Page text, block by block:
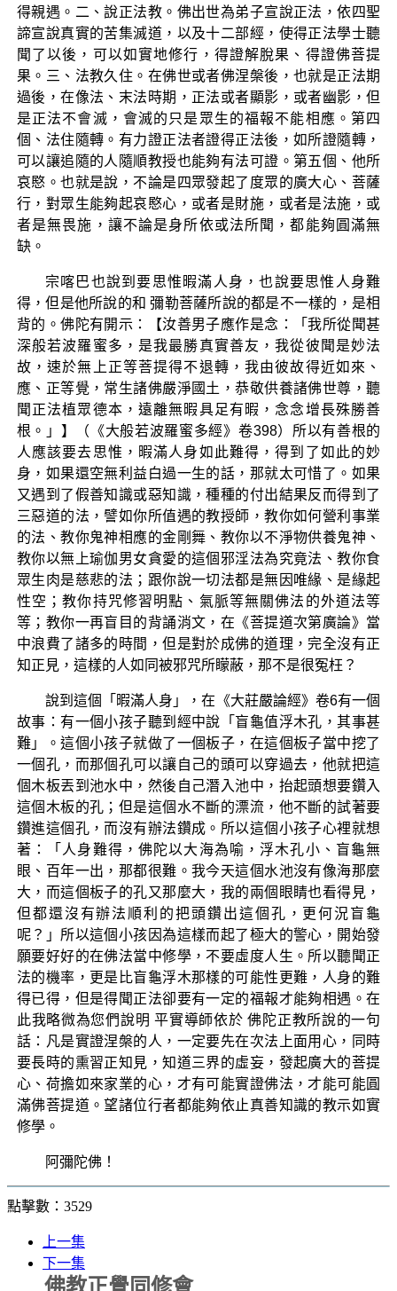
得親遇。二、說正法教。佛出世為弟子宣說正法，依四聖
諦宣說真實的苦集滅道，以及十二部經，使得正法學士聽
聞了以後，可以如實地修行，得證解脫果、得證佛菩提
果。三、法教久住。在佛世或者佛涅槃後，也就是正法期
過後，在像法、末法時期，正法或者顯影，或者幽影，但
是正法不會滅，會滅的只是眾生的福報不能相應。第四
個、法住隨轉。有力證正法者證得正法後，如所證隨轉，
可以讓追隨的人隨順教授也能夠有法可證。第五個、他所
哀愍。也就是說，不論是四眾發起了度眾的廣大心、菩薩
行，對眾生能夠起哀愍心，或者是財施，或者是法施，或
者是無畏施，讓不論是身所依或法所聞，都能夠圓滿無
缺。
宗喀巴也說到要思惟暇滿人身，也說要思惟人身難
得，但是他所說的和 彌勒菩薩所說的都是不一樣的，是相
背的。佛陀有開示：【汝善男子應作是念：「我所從聞甚
深般若波羅蜜多，是我最勝真實善友，我從彼聞是妙法
故，速於無上正等菩提得不退轉，我由彼故得近如來、
應、正等覺，常生諸佛嚴淨國土，恭敬供養諸佛世尊，聽
聞正法植眾德本，遠離無暇具足有暇，念念增長殊勝善
根。」】（《大般若波羅蜜多經》卷398）所以有善根的
人應該要去思惟，暇滿人身如此難得，得到了如此的妙
身，如果還空無利益白過一生的話，那就太可惜了。如果
又遇到了假善知識或惡知識，種種的付出結果反而得到了
三惡道的法，譬如你所值遇的教授師，教你如何營利事業
的法、教你鬼神相應的金剛舞、教你以不淨物供養鬼神、
教你以無上瑜伽男女貪愛的這個邪淫法為究竟法、教你食
眾生肉是慈悲的法；跟你說一切法都是無因唯緣、是緣起
性空；教你持咒修習明點、氣脈等無關佛法的外道法等
等；教你一再盲目的背誦消文，在《菩提道次第廣論》當
中浪費了諸多的時間，但是對於成佛的道理，完全沒有正
知正見，這樣的人如同被邪咒所矇蔽，那不是很冤枉？
說到這個「暇滿人身」，在《大莊嚴論經》卷6有一個
故事：有一個小孩子聽到經中說「盲龜值浮木孔，其事甚
難」。這個小孩子就做了一個板子，在這個板子當中挖了
一個孔，而那個孔可以讓自己的頭可以穿過去，他就把這
個木板丟到池水中，然後自己潛入池中，抬起頭想要鑽入
這個木板的孔；但是這個水不斷的漂流，他不斷的試著要
鑽進這個孔，而沒有辦法鑽成。所以這個小孩子心裡就想
著：「人身難得，佛陀以大海為喻，浮木孔小、盲龜無
眼、百年一出，那都很難。我今天這個水池沒有像海那麼
大，而這個板子的孔又那麼大，我的兩個眼睛也看得見，
但都還沒有辦法順利的把頭鑽出這個孔，更何況盲龜
呢？」所以這個小孩因為這樣而起了極大的警心，開始發
願要好好的在佛法當中修學，不要虛度人生。所以聽聞正
法的機率，更是比盲龜浮木那樣的可能性更難，人身的難
得已得，但是得聞正法卻要有一定的福報才能夠相遇。在
此我略微為您們說明 平實導師依於 佛陀正教所說的一句
話：凡是實證涅槃的人，一定要先在次法上面用心，同時
要長時的熏習正知見，知道三界的虛妄，發起廣大的菩提
心、荷擔如來家業的心，才有可能實證佛法，才能可能圓
滿佛菩提道。望諸位行者都能夠依止真善知識的教示如實
修學。
阿彌陀佛！
點擊數：3529
上一集
下一集
佛教正覺同修會